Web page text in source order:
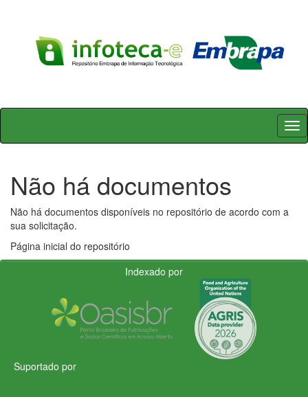
Skip
Não há documentos
Não há documentos disponíveis no repositório de acordo com a
sua solicitação.
Página inicial do repositório
Indexado por
Suportado por